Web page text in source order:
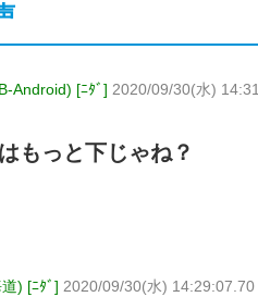
Android) [ﾆﾀﾞ] 2020/09/30(水)
もっと下じゃね？
) [ﾆﾀﾞ] 2020/09/30(水)